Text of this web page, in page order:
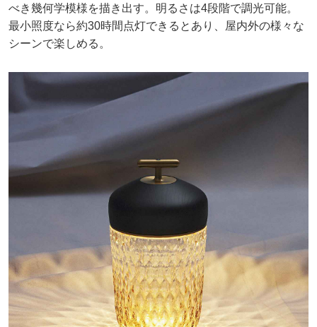
べき幾何学模様を描き出す。明るさは4段階で調光可能。
最小照度なら約30時間点灯できるとあり、屋内外の様々な
シーンで楽しめる。